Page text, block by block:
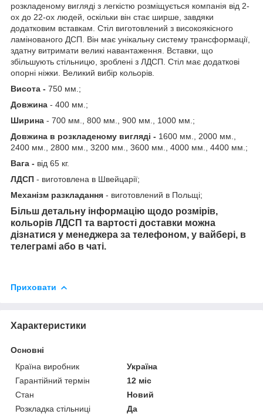
розкладеному вигляді з легкістю розміщується компанія від 2-
ох до 22-ох людей, оскільки він стає ширше, завдяки
додатковим вставкам. Стіл виготовлений з високоякісного
ламінованого ДСП. Він має унікальну систему трансформації,
здатну витримати великі навантаження. Вставки, що
збільшують стільницю, зроблені з ЛДСП. Стіл має додаткові
опорні ніжки. Великий вибір кольорів.
Висота - 750 мм.;
Довжина - 400 мм.;
Ширина - 700 мм., 800 мм., 900 мм., 1000 мм.;
Довжина в розкладеному вигляді - 1600 мм., 2000 мм.,
2400 мм., 2800 мм., 3200 мм., 3600 мм., 4000 мм., 4400 мм.;
Вага - від 65 кг.
ЛДСП - виготовлена в Швейцарії;
Механізм разкладання - виготовлений в Польщі;
Більш детальну інформацію щодо розмірів,
кольорів ЛДСП та вартості доставки можна
дізнатися у менеджера за телефоном, у вайбері, в
телеграмі або в чаті.
Приховати
Характеристики
Основні
Країна виробник
Україна
Гарантійний термін
12 міс
Стан
Новий
Розкладка стільниці
Да